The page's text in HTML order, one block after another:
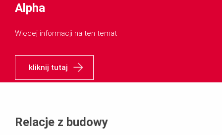
Alpha
Więcej informacji na ten temat
kliknij tutaj
Relacje z budowy